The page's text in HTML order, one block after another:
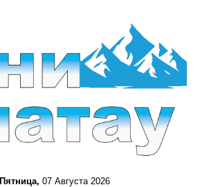
Пятница, 07 Августа 2026